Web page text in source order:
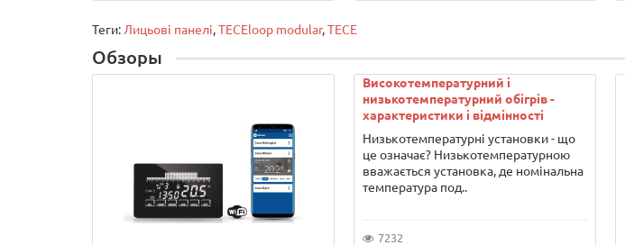
Теги: Лицьові панелі,TECEloop modular,TECE
Обзоры
Високотемпературний і
низькотемпературний обігрів -
характеристики і відмінності
Низькотемпературні установки - що
це означає? Низькотемпературною
вважається установка, де номінальна
температура под..
7232